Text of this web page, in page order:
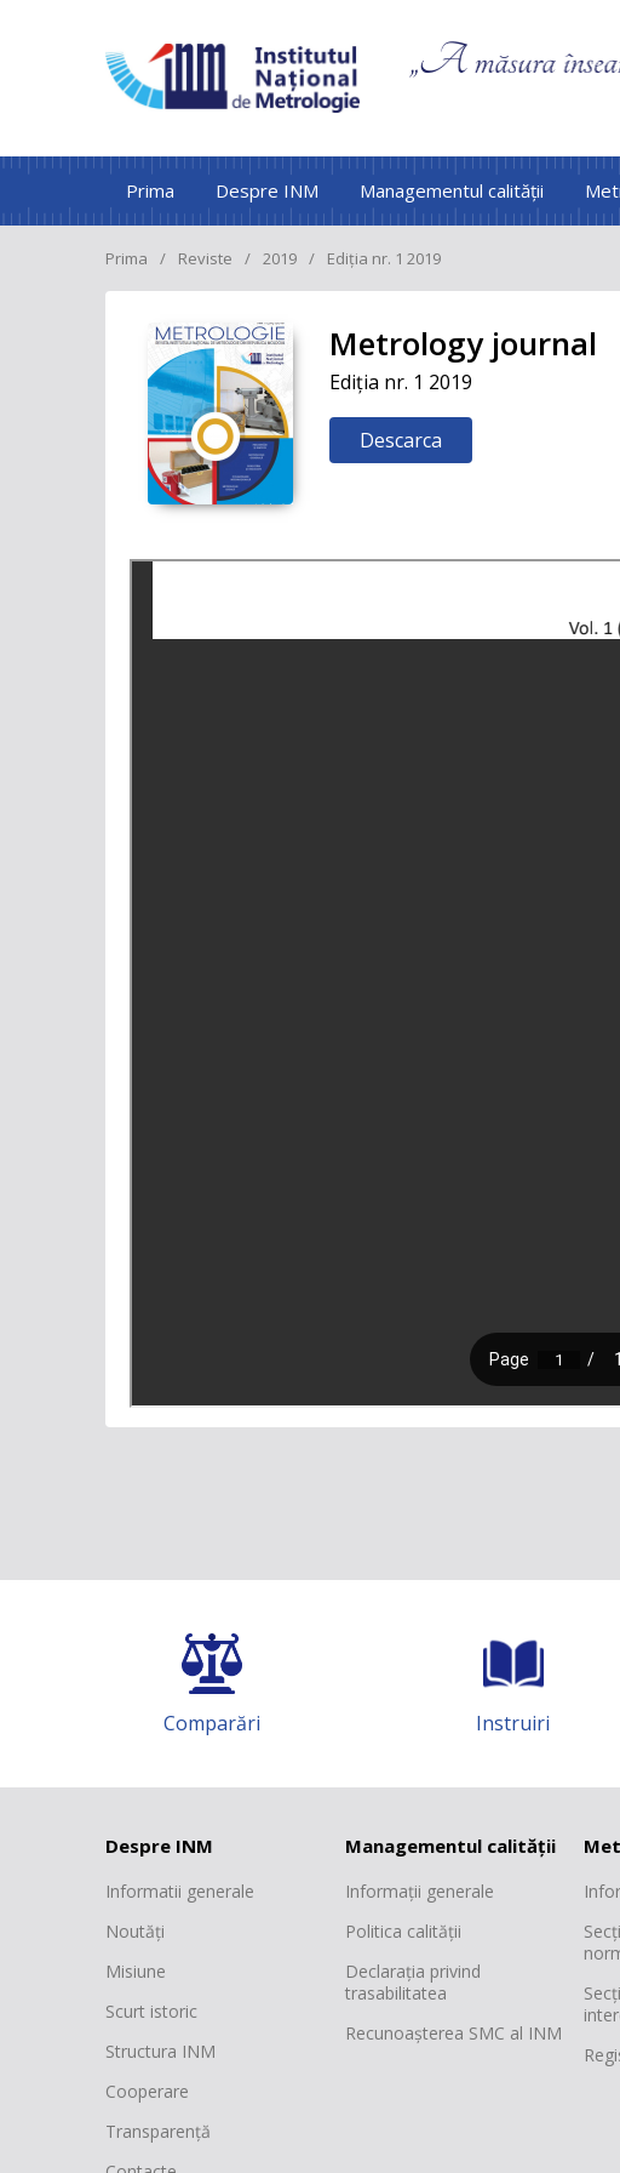
Prima Despre INM Managementul calității
Prima Reviste 2019 Ediția nr. 1 2019
Metrology journal
Ediția nr. 1 2019
Descarca
Comparări Instruiri
Despre INM
Informatii generale
Noutăți
Misiune
Scurt istoric
Structura INM
Cooperare
Transparență
Managementul calității
Informații generale
Politica calității
Declarația privind
trasabilitatea
Recunoașterea SMC al INM